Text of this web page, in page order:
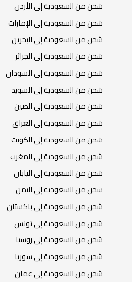
شحن من السعودية إلى الأردن
شحن من السعودية إلى الإمارات
شحن من السعودية إلى البحرين
شحن من السعودية إلى الجزائر
شحن من السعودية إلى السودان
شحن من السعودية إلى السويد
شحن من السعودية إلى الصين
شحن من السعودية إلى العراق
شحن من السعودية إلى الكويت
شحن من السعودية إلى المغرب
شحن من السعودية إلى اليابان
شحن من السعودية إلى اليمن
شحن من السعودية إلى باكستان
شحن من السعودية إلى تونس
شحن من السعودية إلى روسيا
شحن من السعودية إلى سوريا
شحن من السعودية إلى عمان